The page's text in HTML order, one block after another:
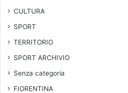
CULTURA
SPORT
TERRITORIO
SPORT ARCHIVIO
Senza categoria
FIORENTINA